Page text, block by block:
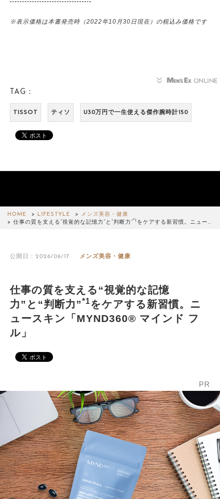
※表示価格は本書発売時（2022年10月30日現在）の税込み価格です
TAG：
TISSOT ティソ U30万円で一生使える傑作腕時計150
HOME LIFESTYLE
メンズ美容・健康
仕事の質を支える“視覚的な記憶力”と“判断力”*1 をケアする新習慣。ニュー…
公開日：2026/06/17 メンズ美容・健康
仕事の質を支える“視覚的な記憶
力”と“判断力”*1をケアする新習慣。ニ
ュースキン「MYND360® マインド フ
ル」
PR